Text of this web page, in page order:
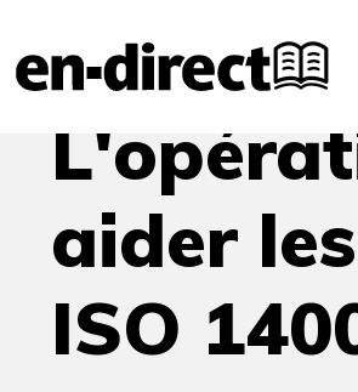
Archives
aider
ISO